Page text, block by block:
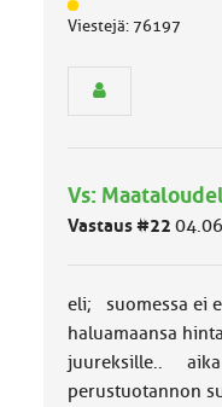
J
ä
m
ä
k
k
a
:
Viestejä: 76197
Vs:
Vastaus #22
eli; suomessa ei
haluamaansa
juureksille.. aika
perustuotannon